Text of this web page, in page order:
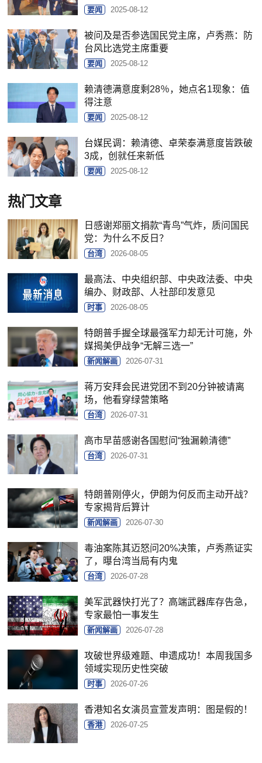
要闻 2025-08-12
被问及是否参选国民党主席，卢秀燕：防
台风比选党主席重要
要闻 2025-08-12
赖清德满意度剩28％，她点名1现象：值
得注意
要闻 2025-08-12
台媒民调：赖清德、卓荣泰满意度皆跌破
3成，创就任来新低
要闻 2025-08-12
热门文章
日感谢郑丽文捐款“青鸟”气炸，质问国民
党：为什么不反日？
台湾 2026-08-05
最高法、中央组织部、中央政法委、中央
编办、财政部、人社部印发意见
时事 2026-08-05
特朗普手握全球最强军力却无计可施，外
媒揭美伊战争“无解三选一”
新闻解画 2026-07-31
蒋万安拜会民进党团不到20分钟被请离
场，他看穿绿营策略
台湾 2026-07-31
高市早苗感谢各国慰问“独漏赖清德”
台湾 2026-07-31
特朗普刚停火，伊朗为何反而主动开战？
专家揭背后算计
新闻解画 2026-07-30
毒油案陈其迈怒问20%决策，卢秀燕证实
了，曝台湾当局有内鬼
台湾 2026-07-28
美军武器快打光了？高端武器库存告急，
专家最怕一事发生
新闻解画 2026-07-28
攻破世界级难题、申遗成功！本周我国多
领域实现历史性突破
时事 2026-07-26
香港知名女演员宣萱发声明：图是假的！
香港 2026-07-25